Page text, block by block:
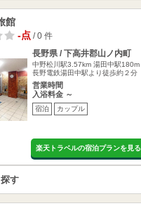
館
-点/ 0 件
長野県 / 下高井郡山ノ内町
中野松川駅3.57km 湯田中駅180m
長野電鉄湯田中駅より徒歩約２分
営業時間
入浴料金 ～
宿泊 カップル
楽天トラベルの宿泊プランを見る
す